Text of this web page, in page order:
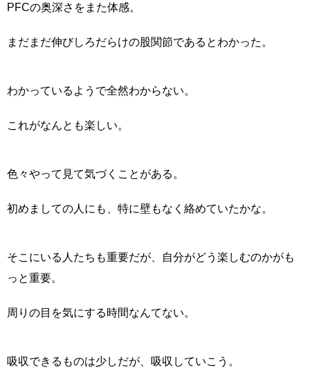
PFCの奥深さをまた体感。
まだまだ伸びしろだらけの股関節であるとわかった。
わかっているようで全然わからない。
これがなんとも楽しい。
色々やって見て気づくことがある。
初めましての人にも、特に壁もなく絡めていたかな。
そこにいる人たちも重要だが、自分がどう楽しむのかがも
っと重要。
周りの目を気にする時間なんてない。
吸収できるものは少しだが、吸収していこう。